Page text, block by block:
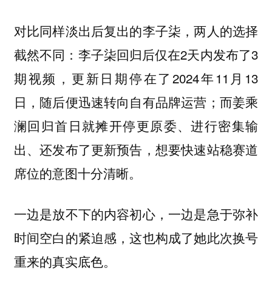
对比同样淡出后复出的李子柒，两人的选择
截然不同：李子柒回归后仅在2天内发布了3
期视频，更新日期停在了2024年11月13
日，随后便迅速转向自有品牌运营；而姜乘
澜回归首日就摊开停更原委、进行密集输
出、还发布了更新预告，想要快速站稳赛道
席位的意图十分清晰。
一边是放不下的内容初心，一边是急于弥补
时间空白的紧迫感，这也构成了她此次换号
重来的真实底色。